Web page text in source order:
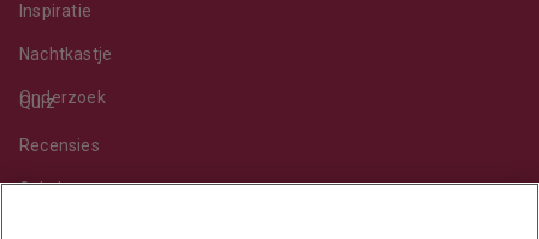
Inspiratie
Nachtkastje
Onderzoek
Quiz
Recensies
Sekshoroscoop